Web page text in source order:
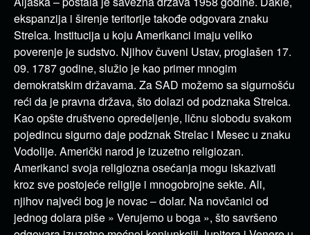
ekspanzija i širenje teritorije takođe odgovara znaku
Strelca. Institucija u koju Amerikanci imaju veliko
poverenje je sudstvo. Njihov čuveni Ustav, proglašen 17.
09. 1787 godine, služio je kao primer mnogim
demokratskim državama. Za SAD možemo sa sigurnošću
reći da je pravna država, što dolazi od podznaka Strelca.
Kao opšte društveno opredeljenje, ličnu slobodu svakom
pojedincu sigurno daje podznak Strelac i Mesec u znaku
Vodolije. Američki narod je izuzetno religiozan.
Amerikanci svoja religiozna osećanja mogu iskazivati
kroz sve postojeće religije i mnogobrojne sekte. Ali,
njihov najveći bog je novac – dolar. Na novčanici od
jednog dolara piše » Verujemo u boga », što savršeno